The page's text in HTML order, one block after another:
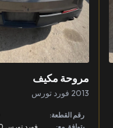
مروحة مكيف
2013 فورد تورس
رقم القطعة: